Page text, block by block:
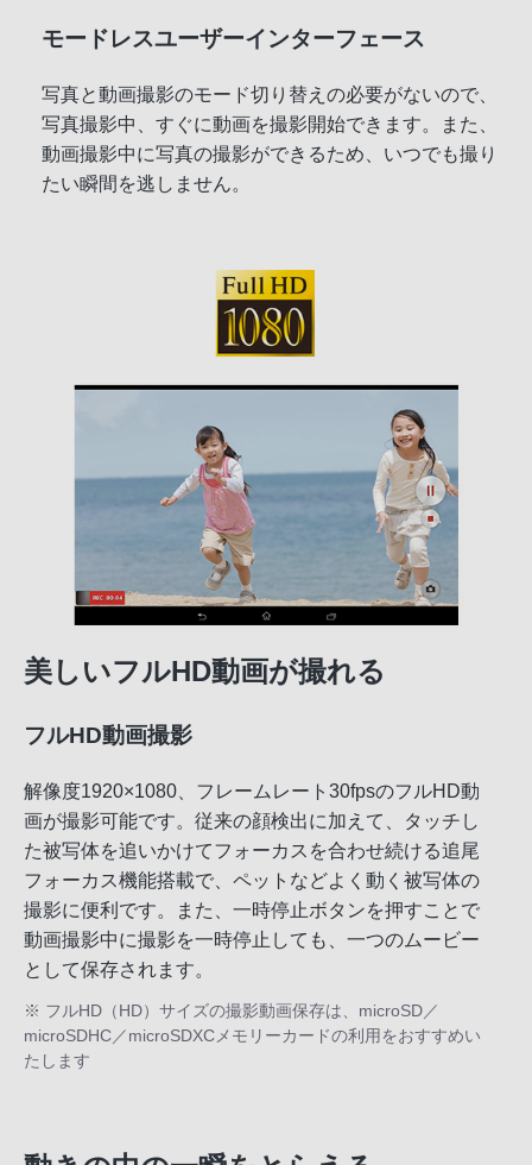
モードレスユーザーインターフェース
写真と動画撮影のモード切り替えの必要がないので、
写真撮影中、すぐに動画を撮影開始できます。また、
動画撮影中に写真の撮影ができるため、いつでも撮り
たい瞬間を逃しません。
美しいフルHD動画が撮れる
フルHD動画撮影
解像度1920×1080、フレームレート30fpsのフルHD動
画が撮影可能です。従来の顔検出に加えて、タッチし
た被写体を追いかけてフォーカスを合わせ続ける追尾
フォーカス機能搭載で、ペットなどよく動く被写体の
撮影に便利です。また、一時停止ボタンを押すことで
動画撮影中に撮影を一時停止しても、一つのムービー
として保存されます。
※ フルHD（HD）サイズの撮影動画保存は、microSD／
microSDHC／microSDXCメモリーカードの利用をおすすめい
たします